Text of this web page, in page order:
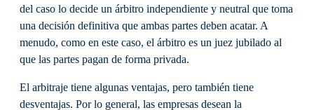
del caso lo decide un árbitro independiente y neutral que toma
una decisión definitiva que ambas partes deben acatar. A
menudo, como en este caso, el árbitro es un juez jubilado al
que las partes pagan de forma privada.
El arbitraje tiene algunas ventajas, pero también tiene
desventajas. Por lo general, las empresas desean la